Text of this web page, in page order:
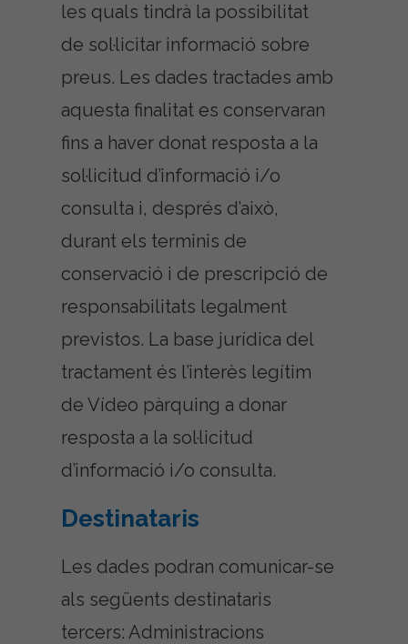
les quals tindrà la possibilitat
de sol·licitar informació sobre
preus. Les dades tractades amb
aquesta finalitat es conservaran
fins a haver donat resposta a la
sol·licitud d’informació i/o
consulta i, després d’això,
durant els terminis de
conservació i de prescripció de
responsabilitats legalment
previstos. La base jurídica del
tractament és l’interès legítim
de Vídeo pàrquing a donar
resposta a la sol·licitud
d’informació i/o consulta.
Destinataris
Les dades podran comunicar-se
als següents destinataris
tercers: Administracions